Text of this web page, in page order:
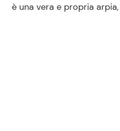
è una vera e propria